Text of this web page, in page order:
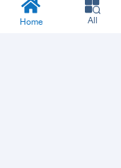
Home All